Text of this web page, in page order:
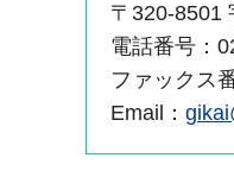
〒320-8501
電話番号：
ファックス
Email：